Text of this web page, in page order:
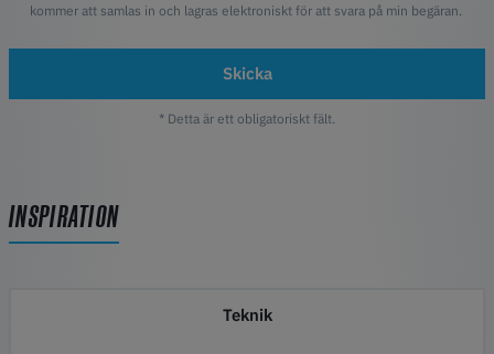
kommer att samlas in och lagras elektroniskt för att svara på min begäran.
Skicka
* Detta är ett obligatoriskt fält.
INSPIRATION
Teknik